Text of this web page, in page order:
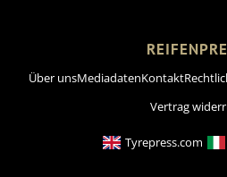
Über unsMediadatenKontakt
Vertrag
Tyrepress.com